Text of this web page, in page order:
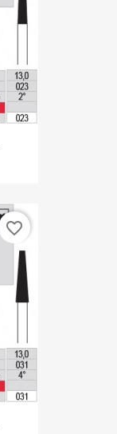
favorite_border